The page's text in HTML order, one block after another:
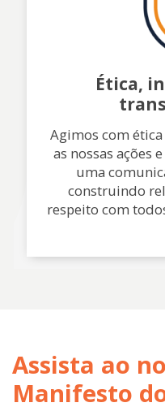
Ética,
Agimos com
as nossas ações
uma
construindo
respeito com
Assista ao
Manifesto